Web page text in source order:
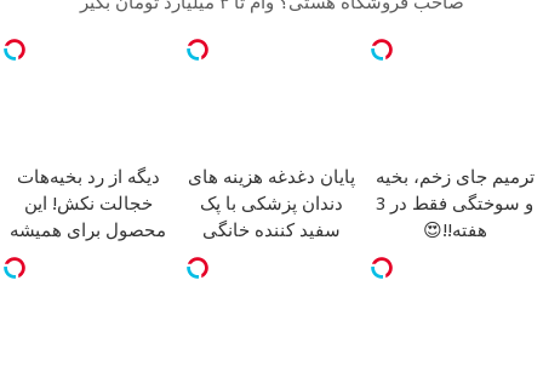
ترمیم جای زخم، بخیه
و سوختگی فقط در 3
هفته!!😍
پایان دغدغه هزینه های
دندان پزشکی با پک
سفید کننده خانگی
دیگه از رد بخیه‌هات
خجالت نکش! این
محصول برای همیشه